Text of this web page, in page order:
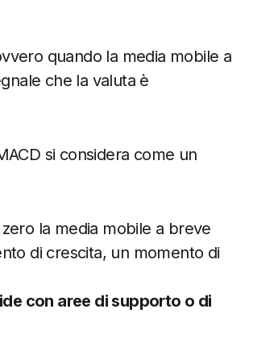
quando la media mobile a
che la valuta è
si considera come un
la media mobile a breve
di crescita, un momento di
con aree di supporto o di